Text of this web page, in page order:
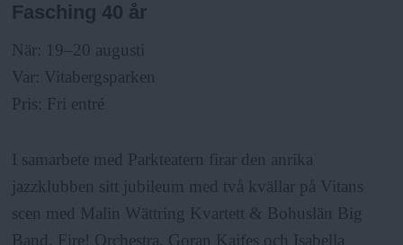
Fasching 40 år
När: 19–20 augusti
Var: Vitabergsparken
Pris: Fri entré
I samarbete med Parkteatern firar den anrika
jazzklubben sitt jubileum med två kvällar på Vitans
scen med Malin Wättring Kvartett & Bohuslän Big
Band, Fire! Orchestra, Goran Kajfes och Isabella